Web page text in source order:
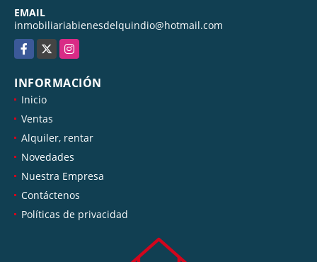
EMAIL
inmobiliariabienesdelquindio@hotmail.com
Facebook
X Instagram
INFORMACIÓN
Inicio
Ventas
Alquiler, rentar
Novedades
Nuestra Empresa
Contáctenos
Políticas de privacidad